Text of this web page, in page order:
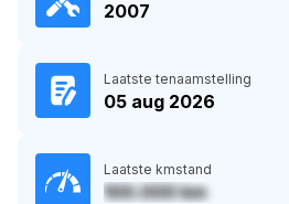
2007
Laatste tenaamstelling
05 aug 2026
Laatste kmstand
100.000 km